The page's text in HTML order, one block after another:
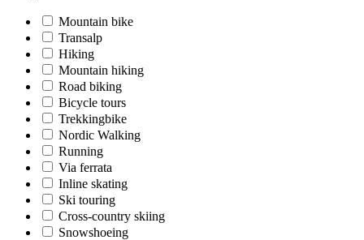
Mountain bike
Transalp
Hiking
Mountain hiking
Road biking
Bicycle tours
Trekkingbike
Nordic Walking
Running
Via ferrata
Inline skating
Ski touring
Cross-country skiing
Snowshoeing